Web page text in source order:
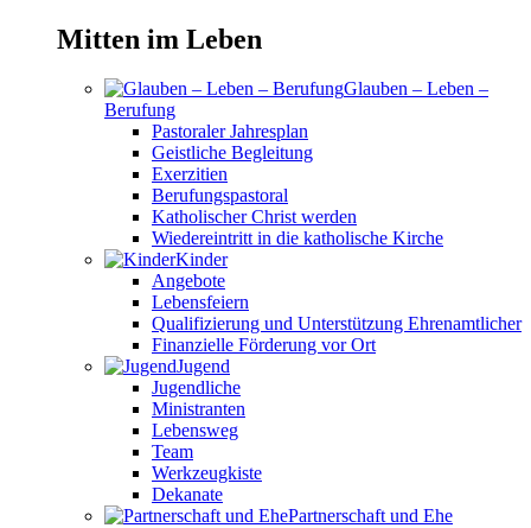
Mitten im Leben
Glauben – Leben –
Berufung
Pastoraler Jahresplan
Geistliche Begleitung
Exerzitien
Berufungspastoral
Katholischer Christ werden
Wiedereintritt in die katholische Kirche
Kinder
Angebote
Lebensfeiern
Qualifizierung und Unterstützung Ehrenamtlicher
Finanzielle Förderung vor Ort
Jugend
Jugendliche
Ministranten
Lebensweg
Team
Werkzeugkiste
Dekanate
Partnerschaft und Ehe